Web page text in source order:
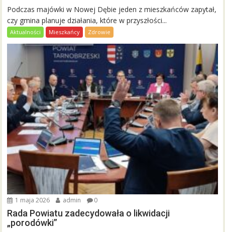
Podczas majówki w Nowej Dębie jeden z mieszkańców zapytał,
czy gmina planuje działania, które w przyszłości...
Aktualności Mieszkańcy Zdrowie
1 maja 2026 admin 0
Rada Powiatu zadecydowała o likwidacji
„porodówki”